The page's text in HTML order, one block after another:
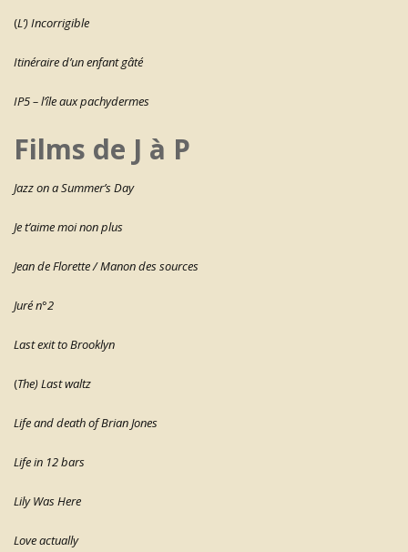
(L’) Incorrigible
Itinéraire d’un enfant gâté
IP5 – l’île aux pachydermes
Films de J à P
Jazz on a Summer’s Day
Je t’aime moi non plus
Jean de Florette / Manon des sources
Juré n°2
Last exit to Brooklyn
(The) Last waltz
Life and death of Brian Jones
Life in 12 bars
Lily Was Here
Love actually